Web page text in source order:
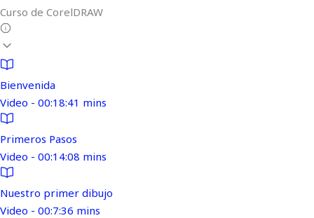
Curso de CorelDRAW
Bienvenida
Video - 00:18:41 mins
Primeros Pasos
Video - 00:14:08 mins
Nuestro primer dibujo
Video - 00:7:36 mins